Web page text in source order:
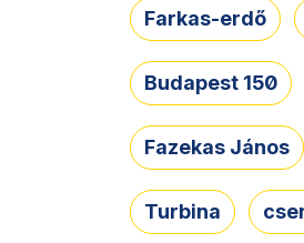
Farkas-erdő
Budapest 150
Fazekas János
Turbina